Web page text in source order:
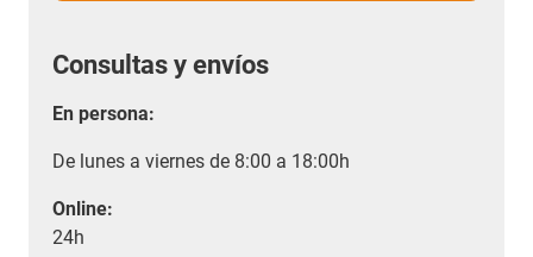
Consultas y envíos
En persona:
De lunes a viernes de 8:00 a 18:00h
Online:
24h